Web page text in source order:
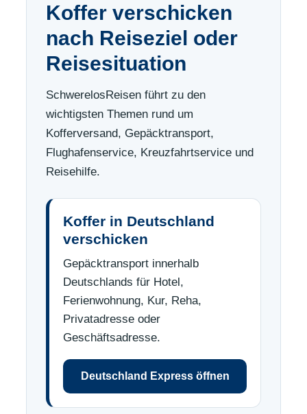
Koffer verschicken
nach Reiseziel oder
Reisesituation
SchwerelosReisen führt zu den
wichtigsten Themen rund um
Kofferversand, Gepäcktransport,
Flughafenservice, Kreuzfahrtservice und
Reisehilfe.
Koffer in Deutschland
verschicken
Gepäcktransport innerhalb
Deutschlands für Hotel,
Ferienwohnung, Kur, Reha,
Privatadresse oder
Geschäftsadresse.
Deutschland Express öffnen